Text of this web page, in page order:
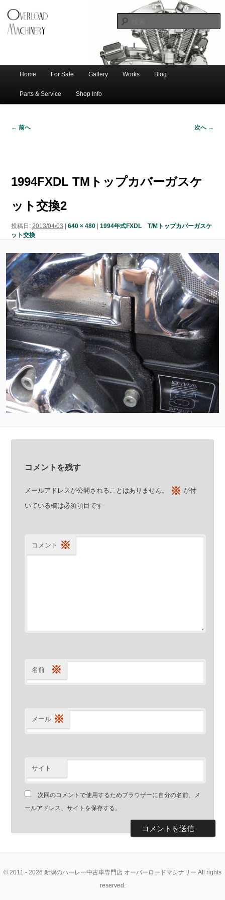
新潟のハー
レー中古車
バーロード
ショベル・アイアンスポーツ・エボビッグツイン＆スポーツスターなどを取
り扱う中古ハーレー専門店。整備・修理・カスタムまで一貫対応します。
ン
メ
イ
ン
ン
テ
ン
ツ
へ
移
動
サ
ブ
コ
テ
ン
ツ
へ
移
動
Home For Sale Gallery Works Blog
Parts & Service Shop Info
ゲ
シ
ョ
ン
← 前へ 次へ →
1994FXDL TMトップカバーガスケ
ット交換2
投稿日: 2013/04/03 640 × 480| 1994年式FXDL T/Mトップカバーガスケ
ット交換
コメントを残す
メールアドレスが公開されることはありません。 ※ が付
いている欄は必須項目です
コメント ※
名前 ※
メール ※
サイト
次回のコメントで使用するためブラウザーに自分の名前、メ
ールアドレス、サイトを保存する。
© 2011 - 2026 新潟のハーレー中古車専門店 オーバーロードマシナリー All rights
reserved.